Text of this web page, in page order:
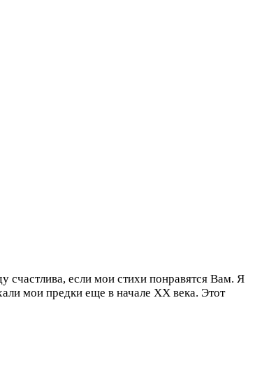
если мои стихи понравятся Вам. Я
мои предки еще в начале ХХ века. Этот